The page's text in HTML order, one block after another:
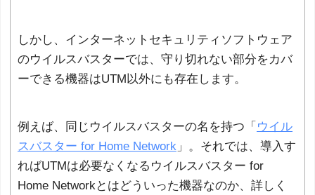
しかし、インターネットセキュリティソフトウェア
のウイルスバスターでは、守り切れない部分をカバ
ーできる機器はUTM以外にも存在します。
例えば、同じウイルスバスターの名を持つ「 ウイル
スバスター for Home Network 」。それでは、導入す
ればUTMは必要なくなるウイルスバスター for
Home Networkとはどういった機器なのか、詳しく